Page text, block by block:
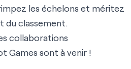
les échelons et méritez
du classement.
collaborations
Games sont à venir !